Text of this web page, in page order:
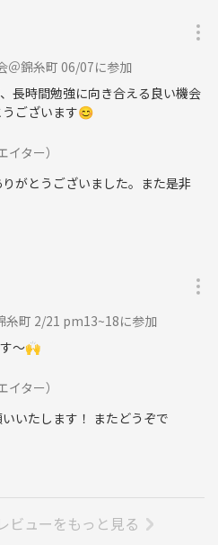
＠錦糸町 06/07に参加
長時間勉強に向き合える良い機会
うございます😊
イター）
がとうございました。また是非
糸町 2/21 pm13~18に参加
〜🙌
イター）
いたします！ またどうぞで
ビューをもっと見る